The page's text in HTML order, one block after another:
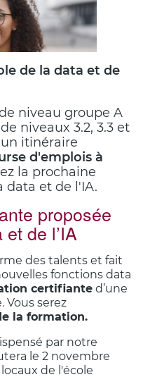
de la data et de
niveau groupe A
niveaux 3.2, 3.3 et
itinéraire
d'emplois à
la prochaine
data et de l'IA.
proposée
de l’IA
des talents et fait
fonctions data
certifiante d’une
Vous serez
la formation.
par notre
le 2 novembre
de l'école